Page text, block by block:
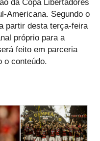
da Copa Libertadores
Americana. Segundo o
partir desta terça-feira
próprio para a
feito em parceria
o conteúdo.